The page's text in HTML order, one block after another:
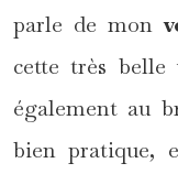
parle de mon
cette très
également au
bien pratique,